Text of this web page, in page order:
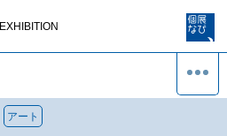
EXHIBITION
アート